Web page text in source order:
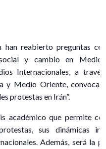
han reabierto preguntas
y cambio en Medio
Internacionales, a
y Medio Oriente, convoca
protestas en Irán”.
académico que permite
sus dinámicas
Además, será la